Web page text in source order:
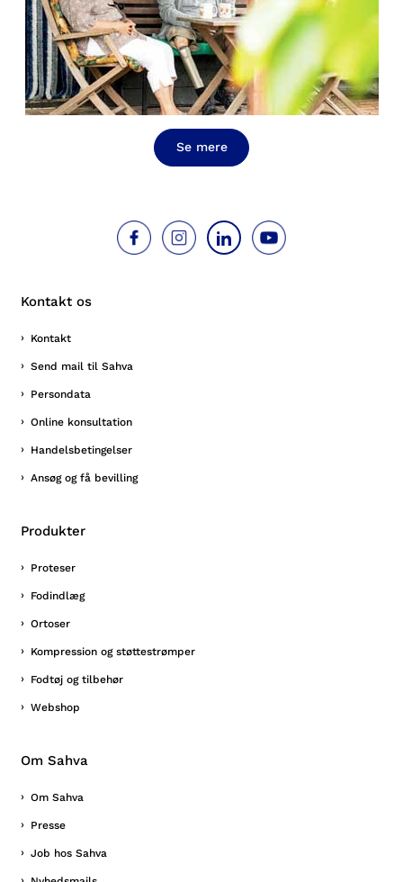
Se mere
Kontakt os
Kontakt
Send mail til Sahva
Persondata
Online konsultation
Handelsbetingelser
Ansøg og få bevilling
Produkter
Proteser
Fodindlæg
Ortoser
Kompression og støttestrømper
Fodtøj og tilbehør
Webshop
Om Sahva
Om Sahva
Presse
Job hos Sahva